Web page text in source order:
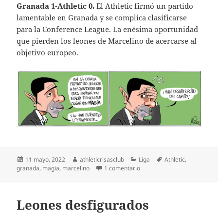
Granada 1-Athletic 0. El Athletic firmó un partido
lamentable en Granada y se complica clasificarse
para la Conference League. La enésima oportunidad
que pierden los leones de Marcelino de acercarse al
objetivo europeo.
Publicado
el
11 mayo, 2022 Autor
athleticrisasclub Categorías
Liga Etiquetas
Athletic,
granada, magia, marcelino 1 comentarioen Desaparecidos
Leones desfigurados